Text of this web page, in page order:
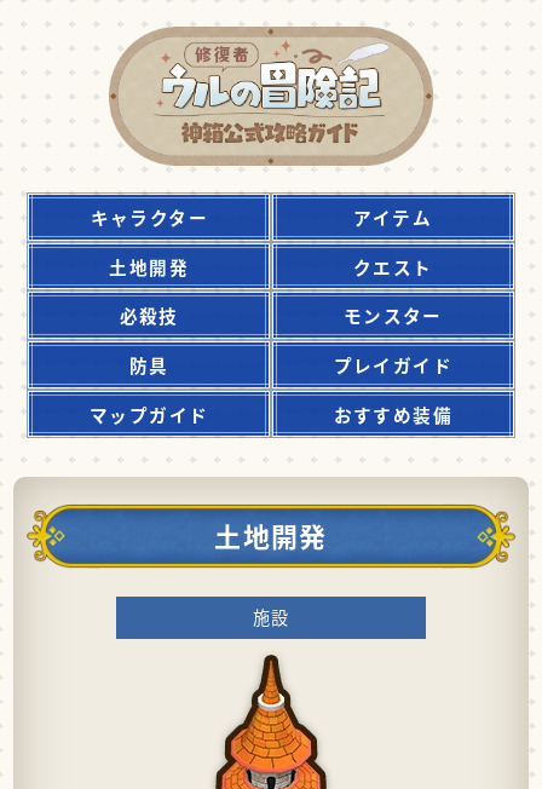
キャラクター
アイテム
土地開発
クエスト
必殺技
モンスター
防具
プレイガイド
マップガイド
おすすめ装備
土地開発
施設